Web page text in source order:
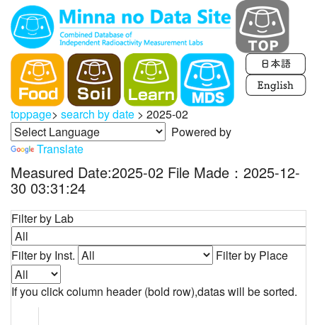
toppage> search by date > 2025-02
Powered by
Translate
Measured Date:2025-02 File Made：2025-12-
30 03:31:24
Filter by Lab
Filter by Inst. Filter by Place
If you click column header (bold row),datas will be sorted.